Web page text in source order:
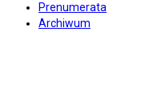
Prenumerata
Archiwum